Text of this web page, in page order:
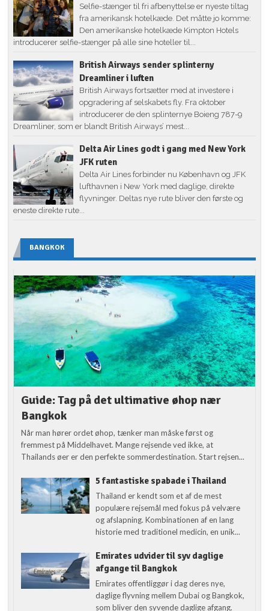
Selfie-stænger til fri afbenyttelse er nyeste tiltag
fra amerikansk hotelkæde. Det måtte jo komme:
Den amerikanske hotelkæde Kimpton Hotels
introducerer selfie-stænger på alle sine hoteller til...
British Airways sender splinterny
Dreamliner i luften
British Airways fortsætter med at investere i
opgradering af selskabets fly. Fra oktober
introducerer de den splinternye Boieng 787-9
Dreamliner, som er blandt British Airways’ mest...
Delta Air Lines godt i gang med New York
JFK ruten
Delta Air Lines forbinder nu København og JFK
lufthavnen i New York med daglige, direkte
flyvninger. Deltas nye rute bliver den første og
eneste direkte rute...
BANGKOK
Guide: Tag på det ultimative øhop nær
Bangkok
Når man hører ordet øhop, tænker man måske først og
fremmest på Middelhavet. Mange rejsende ved ikke, at
Thailands øer er den perfekte sommerdestination. Start rejsen...
5 fantastiske spabade i Thailand
Thailand er kendt som et af de mest
populære rejsemål med fokus på velvære
og afslapning. Kombinationen af en lang
historie med traditionel medicin, en unik...
Emirates udvider til syv daglige
afgange til Bangkok
Emirates offentliggør i dag deres nye,
daglige flyvning mellem Dubai og Bangkok,
som bliver den syvende daglige afgang.